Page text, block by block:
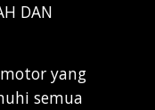
DAN
yang
semua